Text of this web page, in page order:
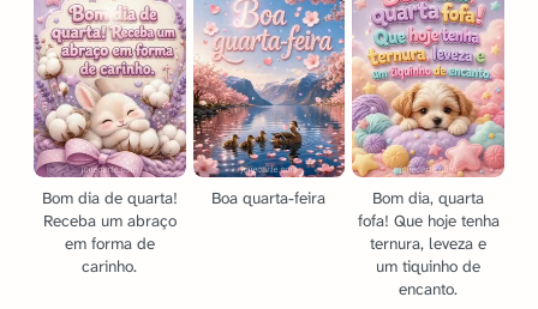
Bom dia de quarta!
Receba um abraço
em forma de
carinho.
Boa quarta-feira
Bom dia, quarta
fofa! Que hoje tenha
ternura, leveza e
um tiquinho de
encanto.